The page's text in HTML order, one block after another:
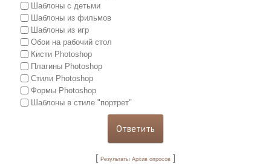
Шаблоны с детьми
Шаблоны из фильмов
Шаблоны из игр
Обои на рабочий стол
Кисти Photoshop
Плагины Photoshop
Стили Photoshop
Формы Photoshop
Шаблоны в стиле "портрет"
[ Результаты Архив опросов ]